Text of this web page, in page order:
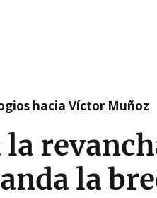
hacia Víctor Muñoz
la